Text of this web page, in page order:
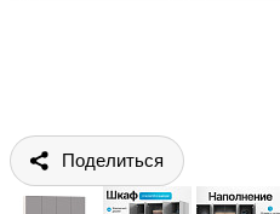
Поделиться